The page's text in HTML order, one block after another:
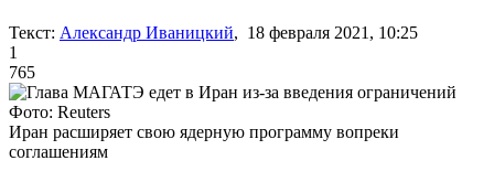
Текст: Александр Иваницкий, 18 февраля 2021, 10:25
1
765
Фото: Reuters
Иран расширяет свою ядерную программу вопреки
соглашениям